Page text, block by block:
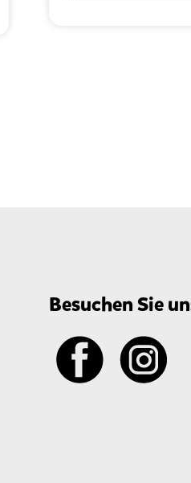
Besuchen Sie